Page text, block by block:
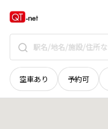
空車あり 予約可
栃木県